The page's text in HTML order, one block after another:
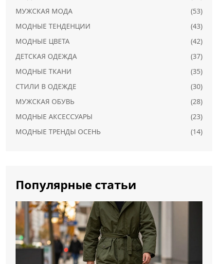
МУЖСКАЯ МОДА
(53)
МОДНЫЕ ТЕНДЕНЦИИ
(43)
МОДНЫЕ ЦВЕТА
(42)
ДЕТСКАЯ ОДЕЖДА
(37)
МОДНЫЕ ТКАНИ
(35)
СТИЛИ В ОДЕЖДЕ
(30)
МУЖСКАЯ ОБУВЬ
(28)
МОДНЫЕ АКСЕССУАРЫ
(23)
МОДНЫЕ ТРЕНДЫ ОСЕНЬ
(14)
Популярные статьи